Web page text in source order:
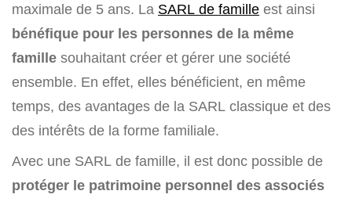
maximale de 5 ans. La SARL de famille est ainsi
bénéfique pour les personnes de la même
famille souhaitant créer et gérer une société
ensemble. En effet, elles bénéficient, en même
temps, des avantages de la SARL classique et des
des intérêts de la forme familiale.
Avec une SARL de famille, il est donc possible de
protéger le patrimoine personnel des associés